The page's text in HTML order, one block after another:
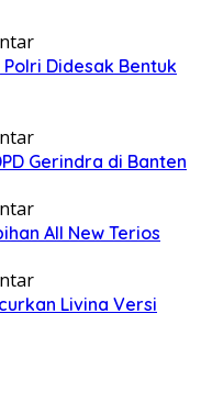
Polri Didesak Bentuk
Gerindra di Banten
All New Terios
Livina Versi